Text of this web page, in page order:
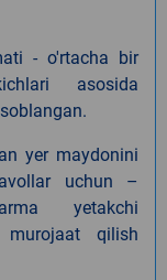
- o'rtacha bir
asosida
yer maydonini
uchun –
yetakchi
murojaat qilish